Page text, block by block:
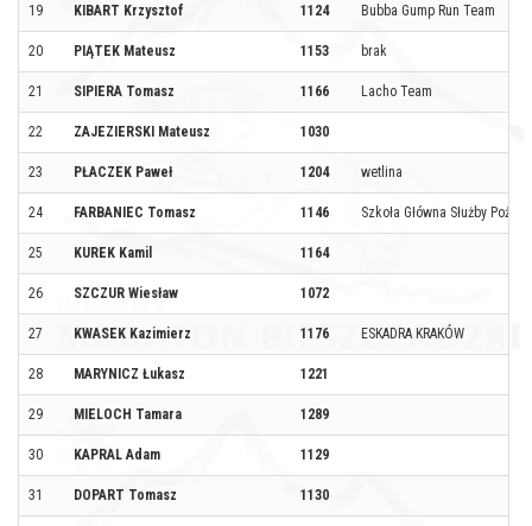
19 KIBART Krzysztof 1124 Bubba Gump Run Team
20 PIĄTEK Mateusz 1153 brak
21 SIPIERA Tomasz 1166 Lacho Team
22 ZAJEZIERSKI Mateusz 1030
23 PŁACZEK Paweł 1204 wetlina
24 FARBANIEC Tomasz 1146 Szkoła Główna Służby
25 KUREK Kamil 1164
26 SZCZUR Wiesław 1072
27 KWASEK Kazimierz 1176 ESKADRA KRAKÓW
28 MARYNICZ Łukasz 1221
29 MIELOCH Tamara 1289
30 KAPRAL Adam 1129
31 DOPART Tomasz 1130